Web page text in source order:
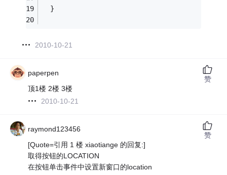
  }
2010-10-21
paperpen
顶1楼 2楼 3楼
2010-10-21
赞
raymond123456
[Quote=引用 1 楼 xiaotiange 的回复:]
取得按钮的LOCATION
在按钮单击事件中设置新窗口的location
赞